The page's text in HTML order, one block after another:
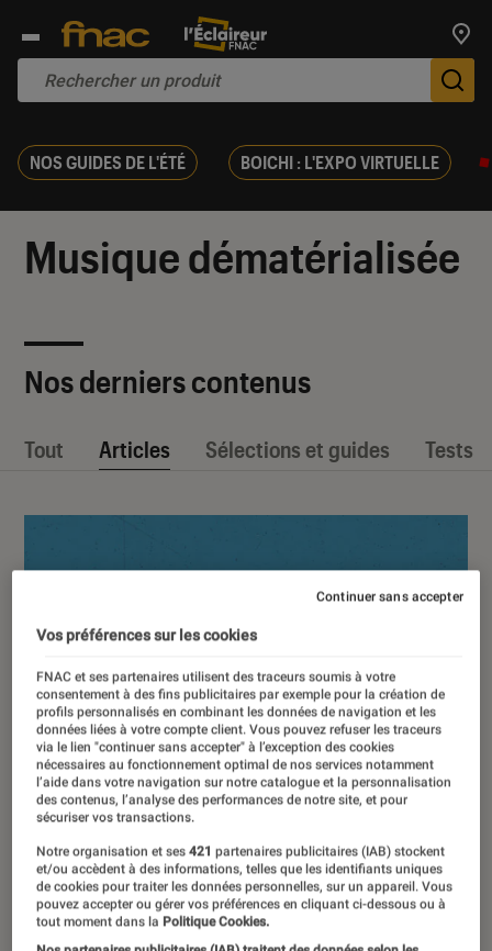
NOS GUIDES DE L'ÉTÉ BOICHI : L'EXPO VIRTUELLE
Musique dématérialisée
Nos derniers contenus
Tout Articles Sélections et guides Tests
Vos préférences sur les cookies
FNAC et ses partenaires utilisent des traceurs soumis à votre
consentement à des fins publicitaires par exemple pour la création de
profils personnalisés en combinant les données de navigation et les
données liées à votre compte client. Vous pouvez refuser les traceurs
via le lien "continuer sans accepter" à l’exception des cookies
nécessaires au fonctionnement optimal de nos services notamment
l’aide dans votre navigation sur notre catalogue et la personnalisation
des contenus, l’analyse des performances de notre site, et pour
sécuriser vos transactions.
Notre organisation et ses421 partenaires publicitaires (IAB) stockent
et/ou accèdent à des informations, telles que les identifiants uniques
de cookies pour traiter les données personnelles, sur un appareil. Vous
pouvez accepter ou gérer vos préférences en cliquant ci-dessous ou à
tout moment dans la Politique Cookies.
Continuer sans accepter